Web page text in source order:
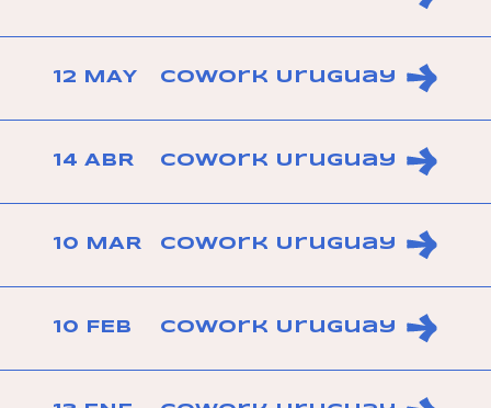
12 MAY CoWork Uruguay
14 ABR CoWork Uruguay
10 MAR CoWork Uruguay
10 FEB CoWork Uruguay